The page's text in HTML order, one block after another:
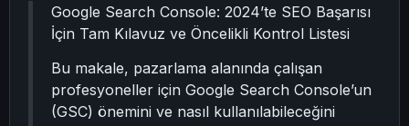
Google Search Console: 2024’te SEO Başarısı
İçin Tam Kılavuz ve Öncelikli Kontrol Listesi
Bu makale, pazarlama alanında çalışan
profesyoneller için Google Search Console’un
(GSC) önemini ve nasıl kullanılabileceğini